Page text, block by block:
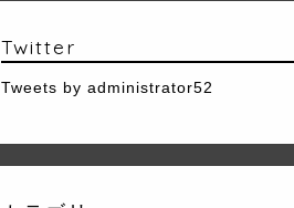
Twitter
Tweets by administrator52